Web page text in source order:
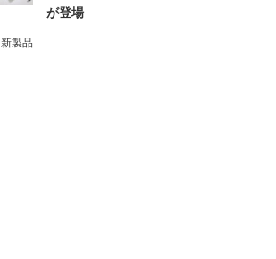
が登場
新製品